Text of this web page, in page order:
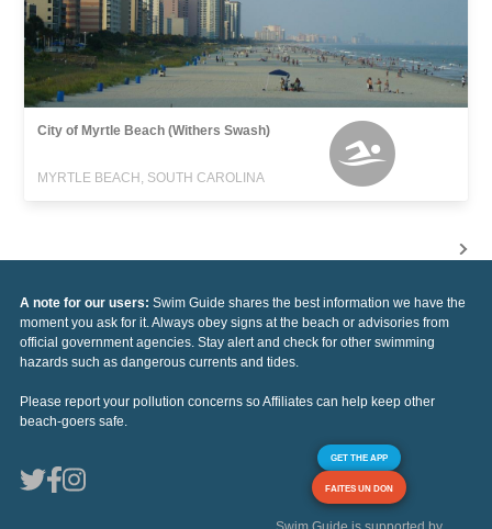
City of Myrtle Beach (Withers Swash)
MYRTLE BEACH, SOUTH CAROLINA
A note for our users: Swim Guide shares the best information we have the
moment you ask for it. Always obey signs at the beach or advisories from
official government agencies. Stay alert and check for other swimming
hazards such as dangerous currents and tides.
Please report your pollution concerns so Affiliates can help keep other
beach-goers safe.
GET THE APP
FAITES UN DON